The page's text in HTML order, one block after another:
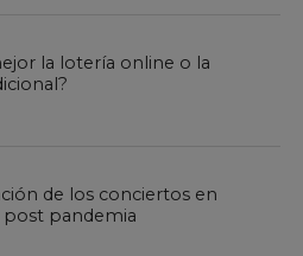
la lotería online o la
de los conciertos en
post pandemia